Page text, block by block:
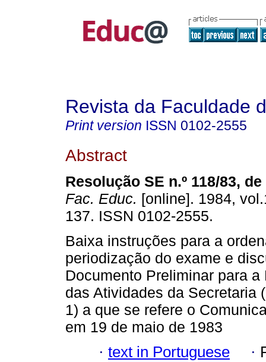
Revista da Faculdade
Print version ISSN 0102-2555
Abstract
Resolução SE n.º 118/83, de
Fac. Educ. [online]. 1984,
137. ISSN 0102-2555.
Baixa instruções para a
periodização do exame e
Documento Preliminar para a
das Atividades da Secretaria
1) a que se refere o
em 19 de maio de 1983
· text in Portuguese ·